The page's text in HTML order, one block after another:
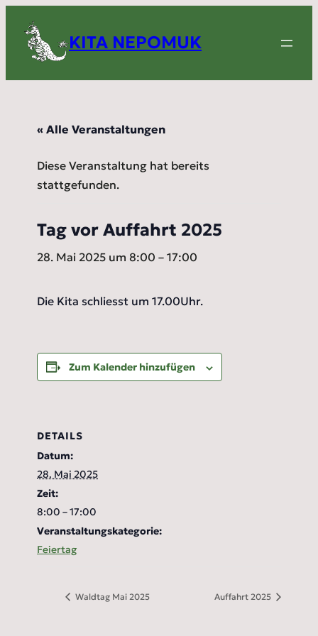
KITA NEPOMUK
« Alle Veranstaltungen
Diese Veranstaltung hat bereits
stattgefunden.
Tag vor Auffahrt 2025
28. Mai 2025 um 8:00 – 17:00
Die Kita schliesst um 17.00Uhr.
Zum Kalender hinzufügen
DETAILS
Datum:
28. Mai 2025
Zeit:
8:00 – 17:00
Veranstaltungskategorie:
Feiertag
Waldtag Mai 2025 Auffahrt 2025